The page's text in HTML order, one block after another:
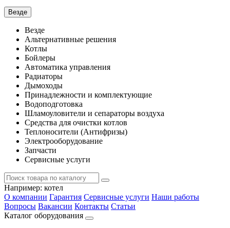
Везде
Везде
Альтернативные решения
Котлы
Бойлеры
Автоматика управления
Радиаторы
Дымоходы
Принадлежности и комплектующие
Водоподготовка
Шламоуловители и сепараторы воздуха
Средства для очистки котлов
Теплоносители (Антифризы)
Электрооборудование
Запчасти
Сервисные услуги
Например: котел
О компании Гарантия Сервисные услуги Наши работы
Вопросы Вакансии Контакты Статьи
Каталог оборудования